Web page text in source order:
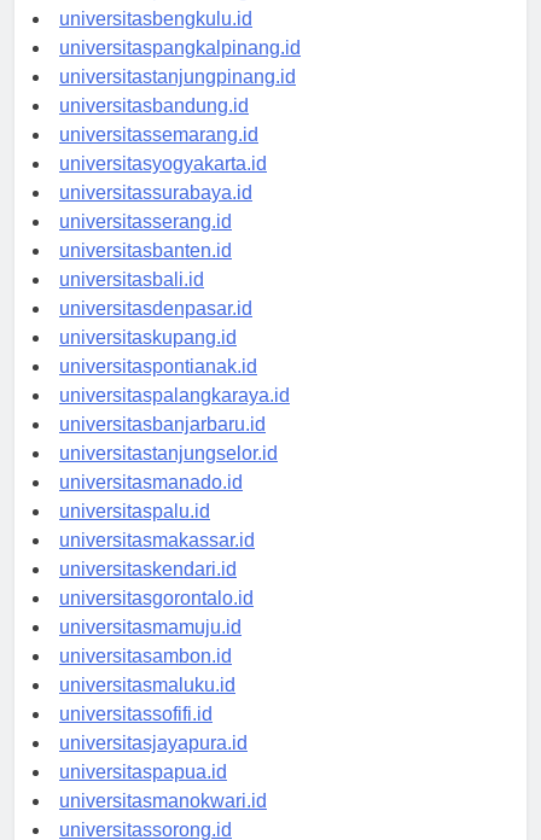
universitaspalembang.id
universitasbengkulu.id
universitaspangkalpinang.id
universitastanjungpinang.id
universitasbandung.id
universitassemarang.id
universitasyogyakarta.id
universitassurabaya.id
universitasserang.id
universitasbanten.id
universitasbali.id
universitasdenpasar.id
universitaskupang.id
universitaspontianak.id
universitaspalangkaraya.id
universitasbanjarbaru.id
universitastanjungselor.id
universitasmanado.id
universitaspalu.id
universitasmakassar.id
universitaskendari.id
universitasgorontalo.id
universitasmamuju.id
universitasambon.id
universitasmaluku.id
universitassofifi.id
universitasjayapura.id
universitaspapua.id
universitasmanokwari.id